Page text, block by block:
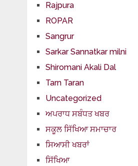
Rajpura
ROPAR
Sangrur
Sarkar Sannatkar milni
Shiromani Akali Dal
Tarn Taran
Uncategorized
ਅਪਰਾਧ ਸਬੰਧਤ ਖਬਰ
ਸਕੂਲ ਸਿੱਖਿਆ ਸਮਾਚਾਰ
ਸਿਆਸੀ ਖਬਰਾਂ
ਸਿੱਖਿਆ